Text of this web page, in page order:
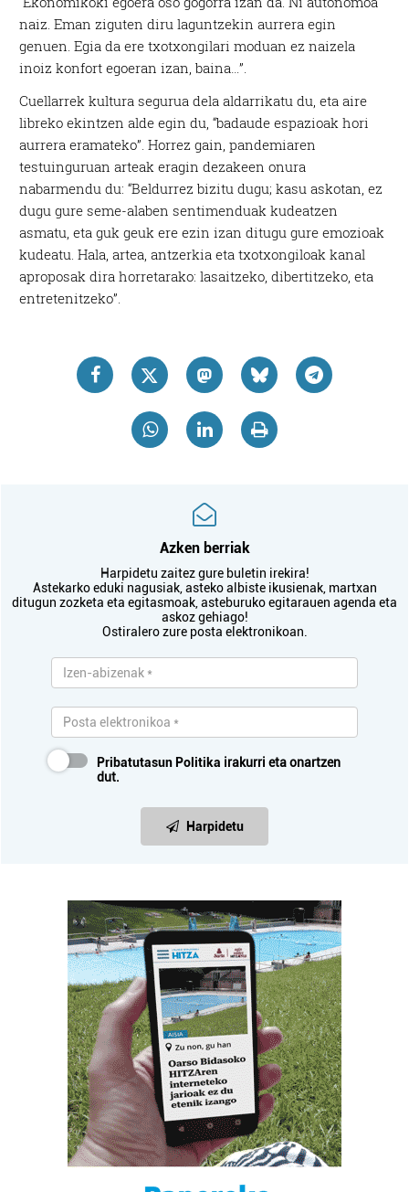
naiz. Eman ziguten diru laguntzekin aurrera egin
genuen. Egia da ere txotxongilari moduan ez naizela
inoiz konfort egoeran izan, baina…”.
Cuellarrek kultura segurua dela aldarrikatu du, eta aire
libreko ekintzen alde egin du, “badaude espazioak hori
aurrera eramateko”. Horrez gain, pandemiaren
testuinguruan arteak eragin dezakeen onura
nabarmendu du: “Beldurrez bizitu dugu; kasu askotan, ez
dugu gure seme-alaben sentimenduak kudeatzen
asmatu, eta guk geuk ere ezin izan ditugu gure emozioak
kudeatu. Hala, artea, antzerkia eta txotxongiloak kanal
aproposak dira horretarako: lasaitzeko, dibertitzeko, eta
entretenitzeko”.
Azken berriak
Harpidetu zaitez gure buletin irekira!
Astekarko eduki nagusiak, asteko albiste ikusienak, martxan
ditugun zozketa eta egitasmoak, asteburuko egitarauen agenda eta
askoz gehiago!
Ostiralero zure posta elektronikoan.
Pribatutasun Politika irakurri eta onartzen
dut.
Harpidetu